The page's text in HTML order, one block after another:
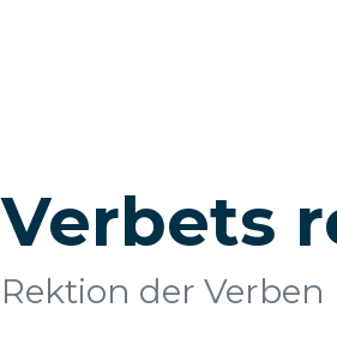
Verbets
Rektion der Verben